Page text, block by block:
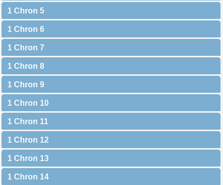
1 Chron 5
1 Chron 6
1 Chron 7
1 Chron 8
1 Chron 9
1 Chron 10
1 Chron 11
1 Chron 12
1 Chron 13
1 Chron 14